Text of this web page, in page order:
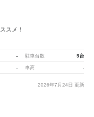
スメ！
- 駐車台数 5台
- 車高 -
2026年7月24日 更新